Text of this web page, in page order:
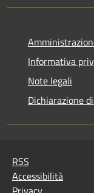
Informativa
Note legali
Dichiarazione
RSS
Accessibilità